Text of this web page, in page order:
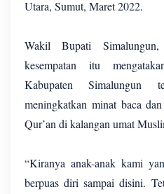
Utara, Sumut, Maret 2022.
Wakil Bupati
kesempatan itu
Kabupaten Simalungun
meningkatkan minat baca
Qur’an di kalangan umat
“Kiranya anak-anak kami
berpuas diri sampai disini.